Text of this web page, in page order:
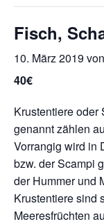
Fisch,
10. März 2019
40€
Krustentiere
genannt zählen
Vorrangig wird in
bzw. der Scampi
der Hummer und
Krustentiere sind
Meeresfrüchten